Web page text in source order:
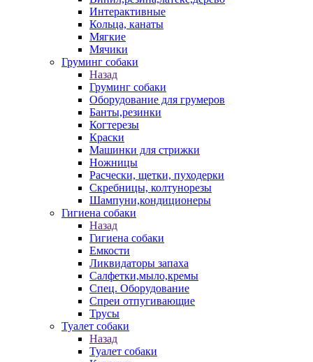
Интерактивные
Кольца, канаты
Мягкие
Мячики
Груминг собаки
Назад
Груминг собаки
Оборудование для грумеров
Банты,резинки
Когтерезы
Краски
Машинки для стрижки
Ножницы
Расчески, щетки, пуходерки
Скребницы, колтунорезы
Шампуни,кондиционеры
Гигиена собаки
Назад
Гигиена собаки
Емкости
Ликвидаторы запаха
Салфетки,мыло,кремы
Спец. Оборудование
Спреи отпугивающие
Трусы
Туалет собаки
Назад
Туалет собаки